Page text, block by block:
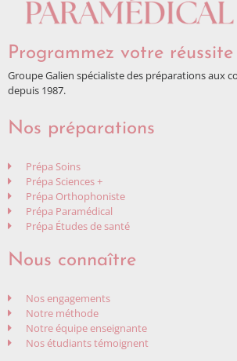
Programmez votre réussite
Groupe Galien spécialiste des préparations aux
depuis 1987.
Nos préparations
Prépa Soins
Prépa Sciences +
Prépa Orthophoniste
Prépa Paramédical
Prépa Études de santé
Nous connaître
Nos engagements
Notre méthode
Notre équipe enseignante
Nos étudiants témoignent